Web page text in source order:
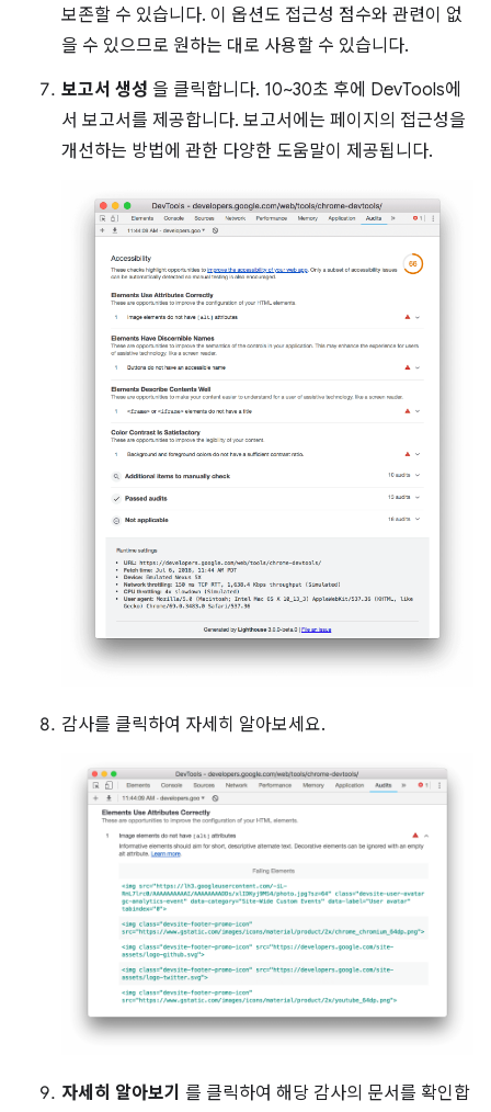
보존할 수 있습니다. 이 옵션도 접근성 점수와 관련이 없
을 수 있으므로 원하는 대로 사용할 수 있습니다.
보고서 생성 을 클릭합니다. 10~30초 후에 DevTools에
서 보고서를 제공합니다. 보고서에는 페이지의 접근성을
개선하는 방법에 관한 다양한 도움말이 제공됩니다.
감사를 클릭하여 자세히 알아보세요.
자세히 알아보기 를 클릭하여 해당 감사의 문서를 확인합